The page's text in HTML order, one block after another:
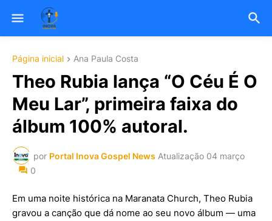
Página inicial Ana Paula Costa
Theo Rubia lança “O Céu É O
Meu Lar”, primeira faixa do
álbum 100% autoral.
por Portal Inova Gospel News Atualização 04 março
0
Em uma noite histórica na Maranata Church, Theo Rubia
gravou a canção que dá nome ao seu novo álbum — uma